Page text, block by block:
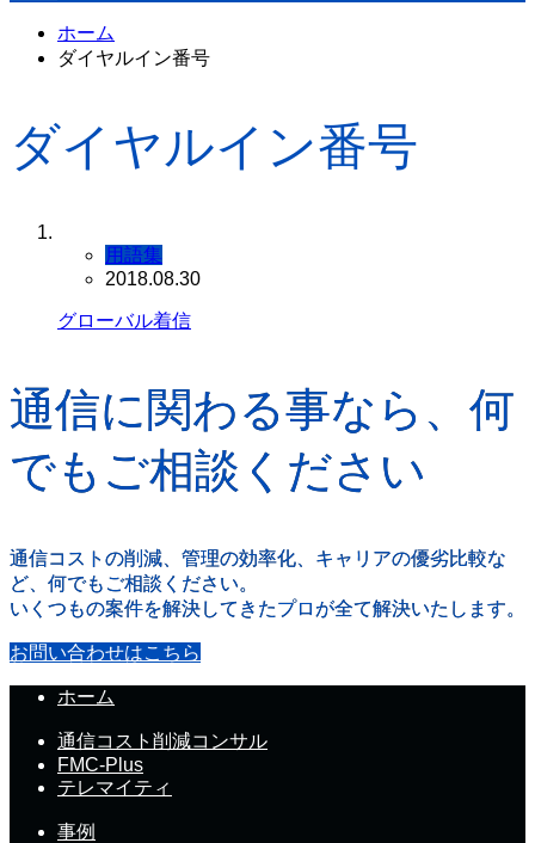
ホーム
ダイヤルイン番号
ダイヤルイン番号
用語集
2018.08.30
グローバル着信
通信に関わる事なら、何
でもご相談ください
通信コストの削減、管理の効率化、キャリアの優劣比較な
ど、何でもご相談ください。
いくつもの案件を解決してきたプロが全て解決いたします。
お問い合わせはこちら
ホーム
通信コスト削減コンサル
FMC-Plus
テレマイティ
事例